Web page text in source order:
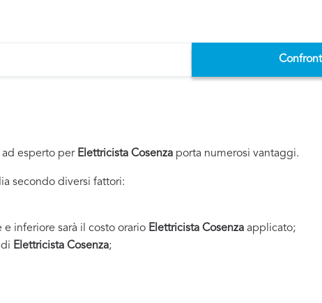
esperto per Elettricista Cosenza porta numerosi vantaggi.
secondo diversi fattori:
inferiore sarà il costo orario Elettricista Cosenza applicato;
Elettricista Cosenza;